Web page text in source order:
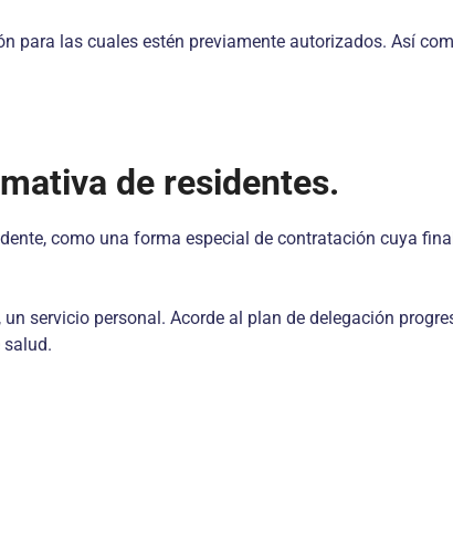
para las cuales estén previamente autorizados. Así
de residentes.
como una forma especial de contratación cuya
servicio personal. Acorde al plan de delegación